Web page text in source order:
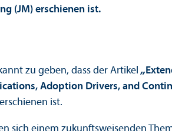
(JM) erschienen ist.
zu geben, dass der Artikel „
Adoption Drivers, and
erschienen ist.